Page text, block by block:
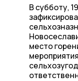
В субботу,
место